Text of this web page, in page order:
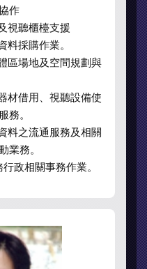
作
視聽櫃檯支援
料採購作業。
區場地及空間規劃與
材借用、視聽設備使
務。
料之流通服務及相關
業務。
政相關事務作業。